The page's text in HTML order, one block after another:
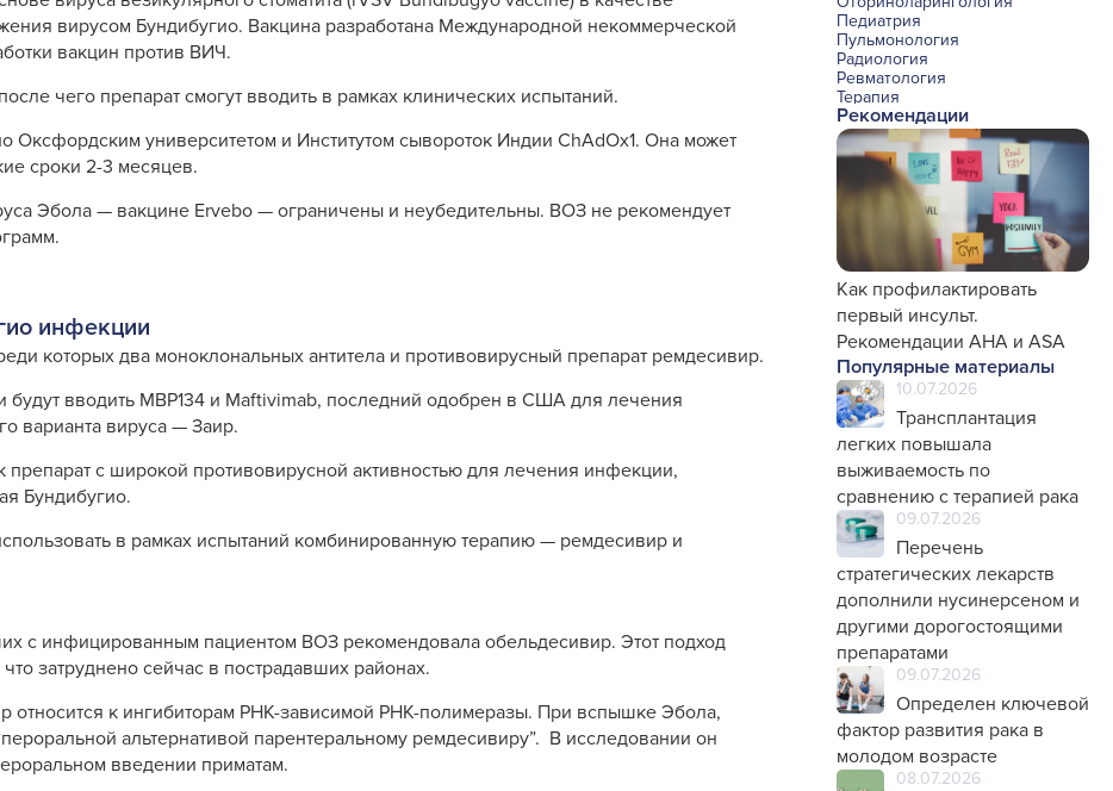
вирусом Бундибугио. Вакцина разработана Международной некоммерческой
вакцин против ВИЧ.
чего препарат смогут вводить в рамках клинических испытаний.
Оксфордским университетом и Институтом сывороток Индии ChAdOx1. Она может
сроки 2-3 месяцев.
Эбола — вакцине Ervebo — ограничены и неубедительны. ВОЗ не рекомендует
инфекции
которых два моноклональных антитела и противовирусный препарат ремдесивир.
вводить MBP134 и Maftivimab, последний одобрен в США для лечения
варианта вируса — Заир.
препарат с широкой противовирусной активностью для лечения инфекции,
Бундибугио.
в рамках испытаний комбинированную терапию — ремдесивир и
с инфицированным пациентом ВОЗ рекомендовала обельдесивир. Этот подход
затруднено сейчас в пострадавших районах.
относится к ингибиторам РНК-зависимой РНК-полимеразы. При вспышке Эбола,
альтернативой парентеральному ремдесивиру”. В исследовании он
введении приматам.
Педиатрия
Пульмонология
Радиология
Ревматология
Терапия
Урология и нефрология
Фармакология
Хирургия с реаниматологией
Эндокринология
Психиатрия
Офтальмология
Эндоскопия
Стоматология
Травматология и ортопедия
Генетика
Фтизиатрия
Рекомендации
Как профилактировать
первый инсульт.
Рекомендации AHA и ASA
Популярные материалы
10.07.2026
Трансплантация
легких повышала
выживаемость по
сравнению с терапией рака
09.07.2026
Перечень
стратегических лекарств
дополнили нусинерсеном и
другими дорогостоящими
препаратами
09.07.2026
Определен ключевой
фактор развития рака в
молодом возрасте
08.07.2026